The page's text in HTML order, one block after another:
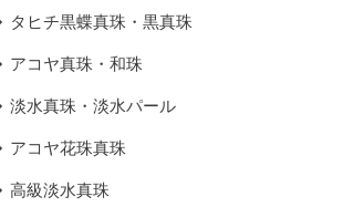
タヒチ黒蝶真珠・黒真珠
アコヤ真珠・和珠
淡水真珠・淡水パール
アコヤ花珠真珠
高級淡水真珠